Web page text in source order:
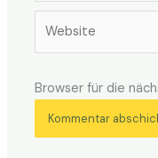
Adresse*
Browser für die